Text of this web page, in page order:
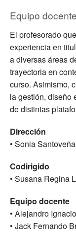
Equipo docente
El profesorado
experiencia en
a diversas áreas
trayectoria en
curso. Asimismo,
la gestión, diseño
de distintas
Dirección
• Sonia
Codirigido
• Susana Regina
Equipo docente
• Alejandro
• Jack Fernando